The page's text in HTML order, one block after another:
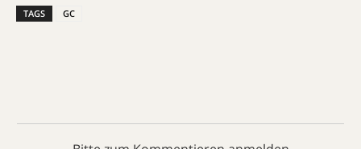
TAGS GC